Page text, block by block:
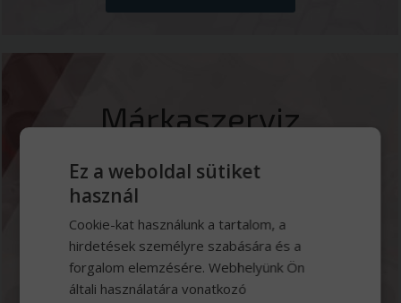
Márkaszerviz
Jól felszerelt 13 beállásos szervizbázisunk Iveco, Tatra, Wielton,
Mercedes-Benz hivatalos márkaszerviz műszaki vizsgasorral és
MEGNÉZEM
Ez a weboldal sütiket
használ
Cookie-kat használunk a tartalom, a
hirdetések személyre szabására és a
forgalom elemzésére. Webhelyünk Ön
általi használatára vonatkozó